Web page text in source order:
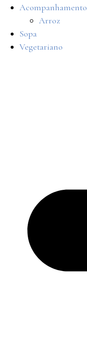
Acompanhamento
Arroz
Sopa
Vegetariano